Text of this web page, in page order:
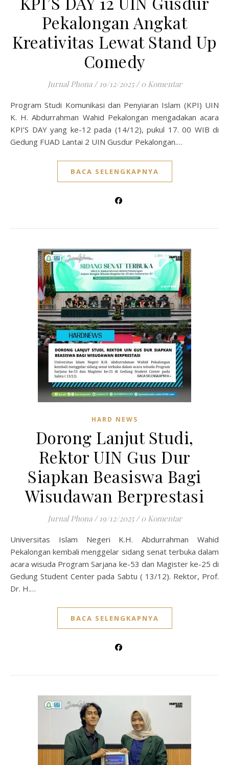
Pekalongan Angkat
Kreativitas Lewat Stand Up
Comedy
Jurnal Phona / 19/12/2025 / 0 Komentar
Program Studi Komunikasi dan Penyiaran Islam (KPI) UIN
K. H. Abdurrahman Wahid Pekalongan mengadakan acara
KPI’S DAY yang ke-12 pada (14/12), pukul 17. 00 WIB di
Gedung FUAD Lantai 2 UIN Gusdur Pekalongan.…
BACA SELENGKAPNYA
HARD NEWS
Dorong Lanjut Studi,
Rektor UIN Gus Dur
Siapkan Beasiswa Bagi
Wisudawan Berprestasi
Jurnal Phona / 19/12/2025 / 0 Komentar
Universitas Islam Negeri K.H. Abdurrahman Wahid
Pekalongan kembali menggelar sidang senat terbuka dalam
acara wisuda Program Sarjana ke-53 dan Magister ke-25 di
Gedung Student Center pada Sabtu ( 13/12). Rektor, Prof.
Dr. H.…
BACA SELENGKAPNYA